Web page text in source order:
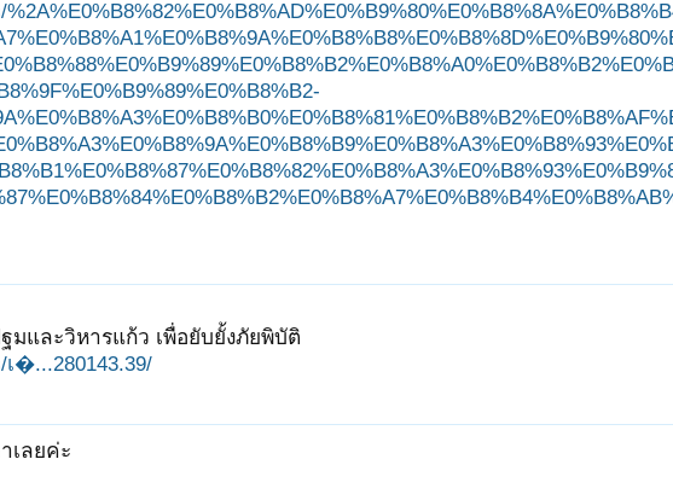
มและวิหารแก้ว เพื่อยับยั้งภัยพิบัติ
เ�...280143.39/
เลยค่ะ